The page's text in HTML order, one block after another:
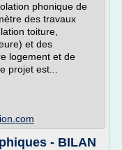
phonique de
des travaux
toiture,
et des
logement et de
projet est...
- BILAN